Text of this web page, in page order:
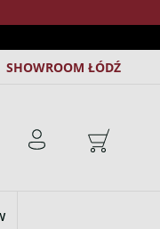
SHOWROOM ŁÓDŹ